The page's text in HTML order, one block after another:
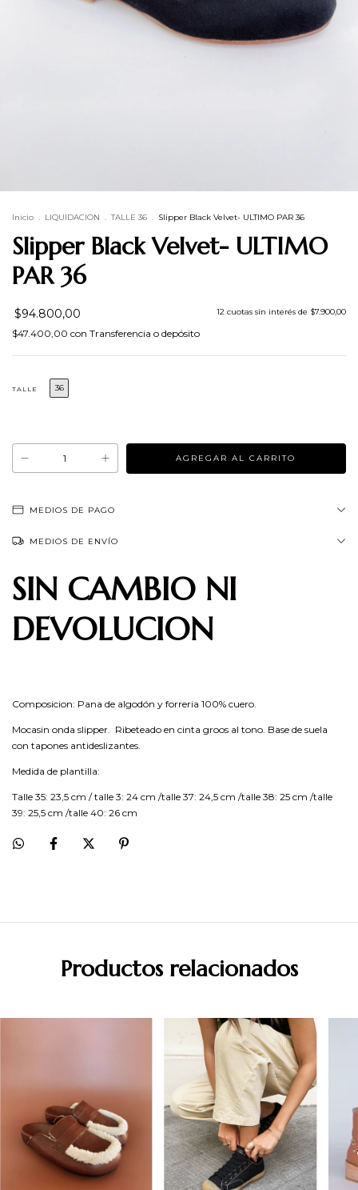
Inicio . LIQUIDACION . TALLE 36 . Slipper Black Velvet- ULTIMO PAR 36
Slipper Black Velvet- ULTIMO
PAR 36
$94.800,00 12 cuotas sin interés de $7.900,00
$47.400,00 con Transferencia o depósito
TALLE 36
MEDIOS DE PAGO
MEDIOS DE ENVÍO
SIN CAMBIO NI
DEVOLUCION
Composicion: Pana de algodón y forreria 100% cuero.
Mocasin onda slipper. Ribeteado en cinta groos al tono. Base de suela
con tapones antideslizantes.
Medida de plantilla:
Talle 35: 23,5 cm / talle 3: 24 cm /talle 37: 24,5 cm /talle 38: 25 cm /talle
39: 25,5 cm /talle 40: 26 cm
Productos relacionados